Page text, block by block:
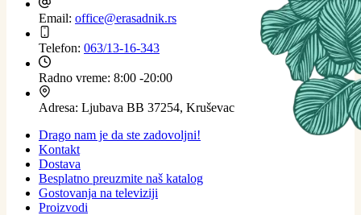
Email: office@erasadnik.rs
Telefon: 063/13-16-343
Radno vreme: 8:00 -20:00
Adresa: Ljubava BB 37254, Kruševac
Drago nam je da ste zadovoljni!
Kontakt
Dostava
Besplatno preuzmite naš katalog
Gostovanja na televiziji
Proizvodi